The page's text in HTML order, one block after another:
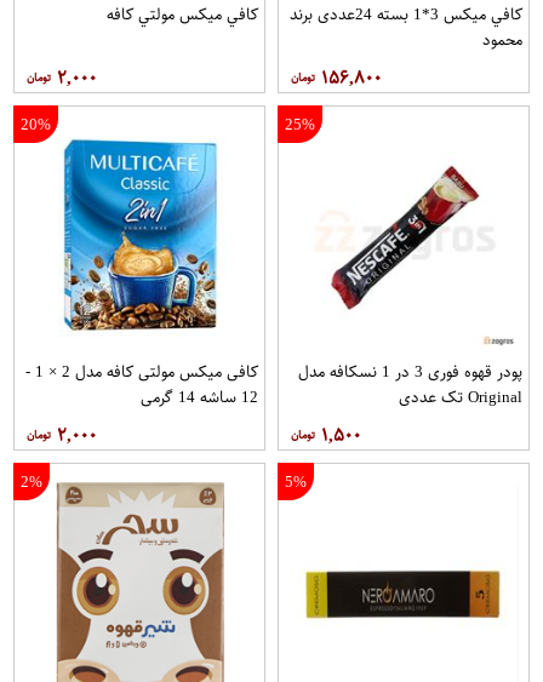
کافي ميکس 3*1 بسته 24عددی برند
محمود
۱۵۶,۸۰۰
کافي ميکس مولتي کافه
۲,۰۰۰
25%
پودر قهوه فوری 3 در 1 نسکافه مدل
Original تک عددی
۱,۵۰۰
20%
کافی میکس مولتی کافه مدل 2 × 1 -
12 ساشه 14 گرمی
۲,۰۰۰
5%
2%